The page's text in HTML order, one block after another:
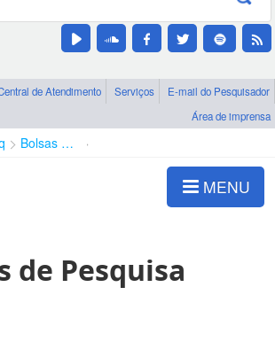
de Atendimento Serviços
E-mail do Pesquisador
Área de imprensa
Bolsas e Auxílios Vigentes
MENU
de Pesquisa